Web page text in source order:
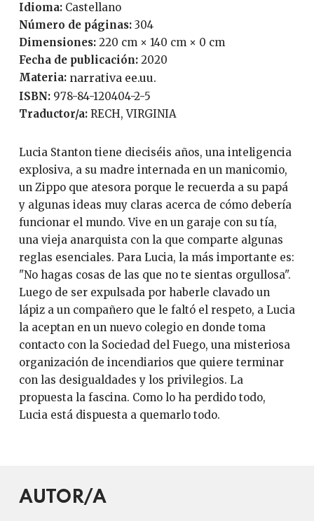
Idioma:
Castellano
Número de páginas:
304
Dimensiones: 220 cm × 140 cm × 0 cm
Fecha de publicación:
2020
Materia: narrativa ee.uu.
ISBN:
978-84-120404-2-5
Traductor/a:
RECH, VIRGINIA
Lucia Stanton tiene dieciséis años, una inteligencia
explosiva, a su madre internada en un manicomio,
un Zippo que atesora porque le recuerda a su papá
y algunas ideas muy claras acerca de cómo debería
funcionar el mundo. Vive en un garaje con su tía,
una vieja anarquista con la que comparte algunas
reglas esenciales. Para Lucia, la más importante es:
"No hagas cosas de las que no te sientas orgullosa".
Luego de ser expulsada por haberle clavado un
lápiz a un compañero que le faltó el respeto, a Lucia
la aceptan en un nuevo colegio en donde toma
contacto con la Sociedad del Fuego, una misteriosa
organización de incendiarios que quiere terminar
con las desigualdades y los privilegios. La
propuesta la fascina. Como lo ha perdido todo,
Lucia está dispuesta a quemarlo todo.
AUTOR/A